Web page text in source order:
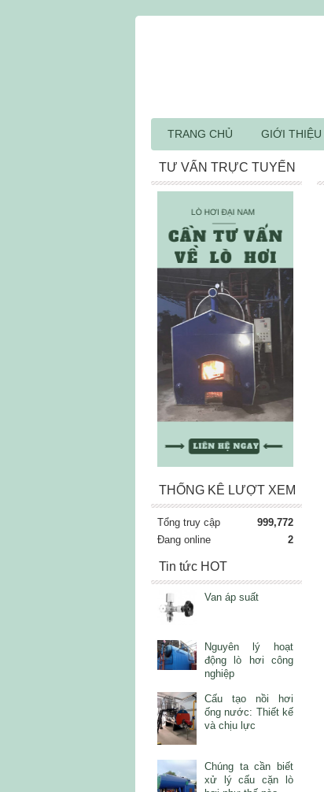
TƯ VẤN TRỰC TUYẾN
THỐNG KÊ LƯỢT XEM
Tổng truy cập
999,772
Đang online
2
Tin tức HOT
Van áp suất
Nguyên lý hoạt
động lò hơi công
nghiệp
Cấu tạo nồi hơi
ống nước: Thiết kế
và chịu lực
Chúng ta cần biết
xử lý cấu cặn lò
TRANG CHỦ GIỚI THIỆU